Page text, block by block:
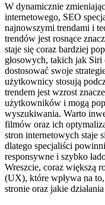
W dynamicznie
internetowego, SEO
najnowszymi trendami i
trendów jest rosnące
staje się coraz bardziej
głosowych, takich jak
dostosować swoje
użytkownicy stosują
trendem jest wzrost
użytkowników i mogą
wyszukiwania. Warto
filmów oraz ich
stron internetowych staje
dlatego specjaliści
responsywne i szybko
Wreszcie, coraz większą
(UX), które wpływa na
stronie oraz jakie